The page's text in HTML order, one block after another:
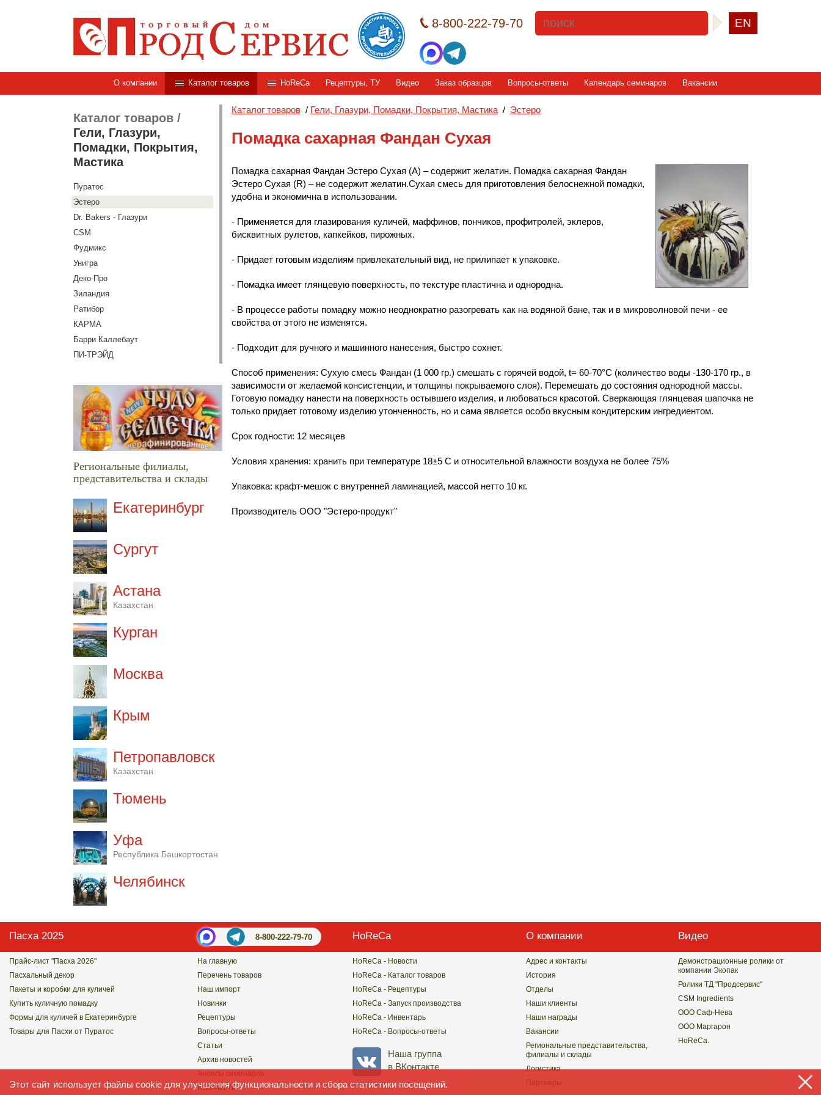
8-800-222-79-70 EN
О компании Каталог товаров HoReCa Рецептуры, ТУ Видео Заказ образцов Вопросы-ответы Календарь семинаров Вакансии
Каталог товаров/
Гели, Глазури,
Помадки, Покрытия,
Мастика
Пуратос
Эстеро
Dr. Bakers - Глазури
CSM
Фудмикс
Унигра
Деко-Про
Зиландия
Ратибор
КАРМА
Барри Каллебаут
ПИ-ТРЭЙД
Региональные филиалы,
представительства и склады
Екатеринбург
Сургут
Астана
Казахстан
Курган
Москва
Крым
Петропавловск
Казахстан
Тюмень
Уфа
Республика Башкортостан
Челябинск
Каталог товаров/ Гели, Глазури, Помадки, Покрытия, Мастика/ Эстеро
Помадка сахарная Фандан Сухая
Помадка сахарная Фандан Эстеро Сухая (А) – содержит желатин. Помадка сахарная Фандан
Эстеро Сухая (R) – не содержит желатин.Сухая смесь для приготовления белоснежной помадки,
удобна и экономична в использовании.
- Применяется для глазирования куличей, маффинов, пончиков, профитролей, эклеров,
бисквитных рулетов, капкейков, пирожных.
- Придает готовым изделиям привлекательный вид, не прилипает к упаковке.
- Помадка имеет глянцевую поверхность, по текстуре пластична и однородна.
- В процессе работы помадку можно неоднократно разогревать как на водяной бане, так и в микроволновой печи - ее
свойства от этого не изменятся.
- Подходит для ручного и машинного нанесения, быстро сохнет.
Способ применения: Сухую смесь Фандан (1 000 гр.) смешать с горячей водой, t= 60-70°С (количество воды -130-170гр., в
зависимости от желаемой консистенции, и толщины покрываемого слоя). Перемешать до состояния однородной массы.
Готовую помадку нанести на поверхность остывшего изделия, и любоваться красотой. Сверкающая глянцевая шапочка не
только придает готовому изделию утонченность, но и сама является особо вкусным кондитерским ингредиентом.
Срок годности: 12 месяцев
Условия хранения: хранить при температуре 18±5 С и относительной влажности воздуха не более 75%
Упаковка: крафт-мешок с внутренней ламинацией, массой нетто 10 кг.
Производитель ООО "Эстеро-продукт"
Пасха 2025 8-800-222-79-70 HoReCa О компании Видео
Прайс-лист "Пасха 2026"
Пасхальный декор
Пакеты и коробки для куличей
Купить куличную помадку
Формы для куличей в Екатеринбурге
Товары для Пасхи от Пуратос
На главную
Перечень товаров
Наш импорт
Новинки
Рецептуры
Вопросы-ответы
Статьи
Архив новостей
Анонсы семинаров
RSS-ленты
HoReCa - Новости
HoReCa - Каталог товаров
HoReCa - Рецептуры
HoReCa - Запуск производства
HoReCa - Инвентарь
HoReCa - Вопросы-ответы
Наша группа
в ВКонтакте
Адрес и контакты
История
Отделы
Наши клиенты
Наши награды
Вакансии
Региональные представительства,
филиалы и склады
Логистика
Партнеры
Демонстрационные ролики от
компании Экопак
Ролики ТД "Продсервис"
CSM Ingredients
ООО Саф-Нева
ООО Маргарон
HoReCa.
Этот сайт использует файлы cookie для улучшения функциональности и сбора статистики посещений.